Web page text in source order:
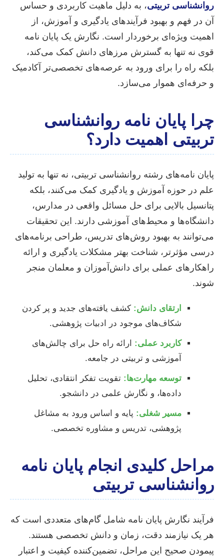
روانشناسی تربیتی، به دلیل ماهیت کاربردی و حساس
آن در فهم و بهبود فرآیندهای یادگیری و آموزش، از
اهمیت ویژه‌ای برخوردار است. نگارش یک پایان نامه
قوی نه تنها به گسترش مرزهای دانش کمک می‌کند،
بلکه راه را برای ورود به عرصه‌های تخصصی‌تر آکادمیک
و حرفه‌ای هموار می‌سازد.
چرا پایان نامه روانشناسی
تربیتی اهمیت دارد؟
پایان نامه‌های رشته روانشناسی تربیتی، نه تنها به تولید
علم در حوزه آموزش و یادگیری کمک می‌کنند، بلکه
پتانسیل بالایی برای حل مسائل واقعی در مدارس،
دانشگاه‌ها و محیط‌های آموزشی دارند. این تحقیقات
می‌توانند به بهبود روش‌های تدریس، طراحی برنامه‌های
درسی مؤثرتر، شناخت بهتر مشکلات یادگیری و ارائه
راهکارهای عملی برای دانش‌آموزان و معلمان منجر
شوند.
ارتقای دانش: کشف یافته‌های جدید و پر کردن
شکاف‌های موجود در ادبیات پژوهشی.
کاربرد عملی: ارائه راه حل برای چالش‌های
آموزشی و تربیتی در جامعه.
توسعه مهارت‌ها: تقویت تفکر انتقادی، تحلیل
داده‌ها، و نگارش علمی در دانشجو.
مسیر شغلی: پایه و اساس ورود به مشاغل
پژوهشی، تدریس و مشاوره تخصصی.
مراحل کلیدی انجام پایان نامه
روانشناسی تربیتی
فرآیند نگارش پایان نامه شامل گام‌های متعددی است که
هر یک نیازمند دقت، زمان و دانش تخصصی هستند.
پیمودن صحیح این مراحل، تضمین‌کننده کیفیت و اعتبار